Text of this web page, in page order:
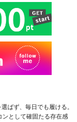
ばず、毎日でも履ける。
ンとして確固たる存在感